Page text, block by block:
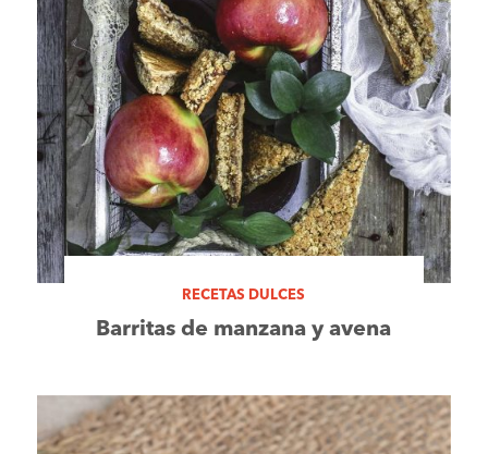
RECETAS DULCES
Barritas de manzana y avena